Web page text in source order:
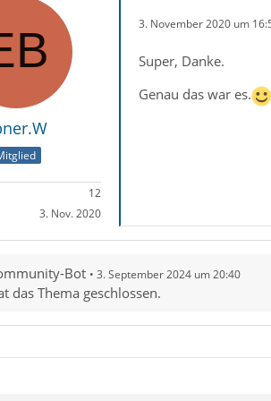
12
3. Nov. 2020
3. November 2020 um
Super, Danke.
Genau das war es.
Bot 3. September 2024 um 20:40
das Thema geschlossen.